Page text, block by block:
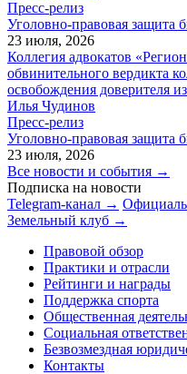
Пресс-релиз
Уголовно-правовая защита
23 июля, 2026
Коллегия адвокатов
обвинительного вердикта
освобождения доверителя
Илья Чудинов
Пресс-релиз
Уголовно-правовая защита
23 июля, 2026
Все новости и события →
Подписка на новости
Telegram-канал →
Земельный клуб →
Правовой обзор
Практики и отрасли
Рейтинги и награды
Поддержка спорта
Общественная
Социальная
Безвозмездная
Контакты